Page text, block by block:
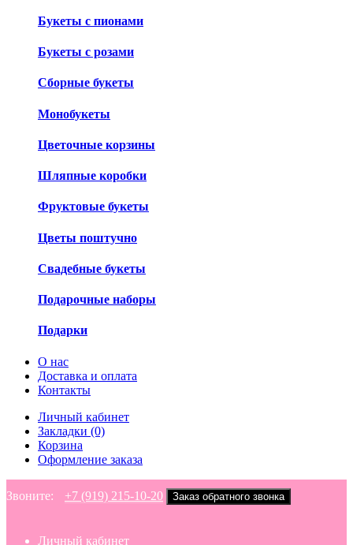
Букеты с пионами
Букеты с розами
Сборные букеты
Монобукеты
Цветочные корзины
Шляпные коробки
Фруктовые букеты
Цветы поштучно
Свадебные букеты
Подарочные наборы
Подарки
О нас
Доставка и оплата
Контакты
Личный кабинет
Закладки (0)
Корзина
Оформление заказа
Звоните: +7 (919) 215-10-20 Заказ обратного звонка
Личный кабинет